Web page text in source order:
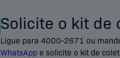
Solicite o kit de
Ligue para 4000-2671 ou
WhatsApp e solicite o kit de